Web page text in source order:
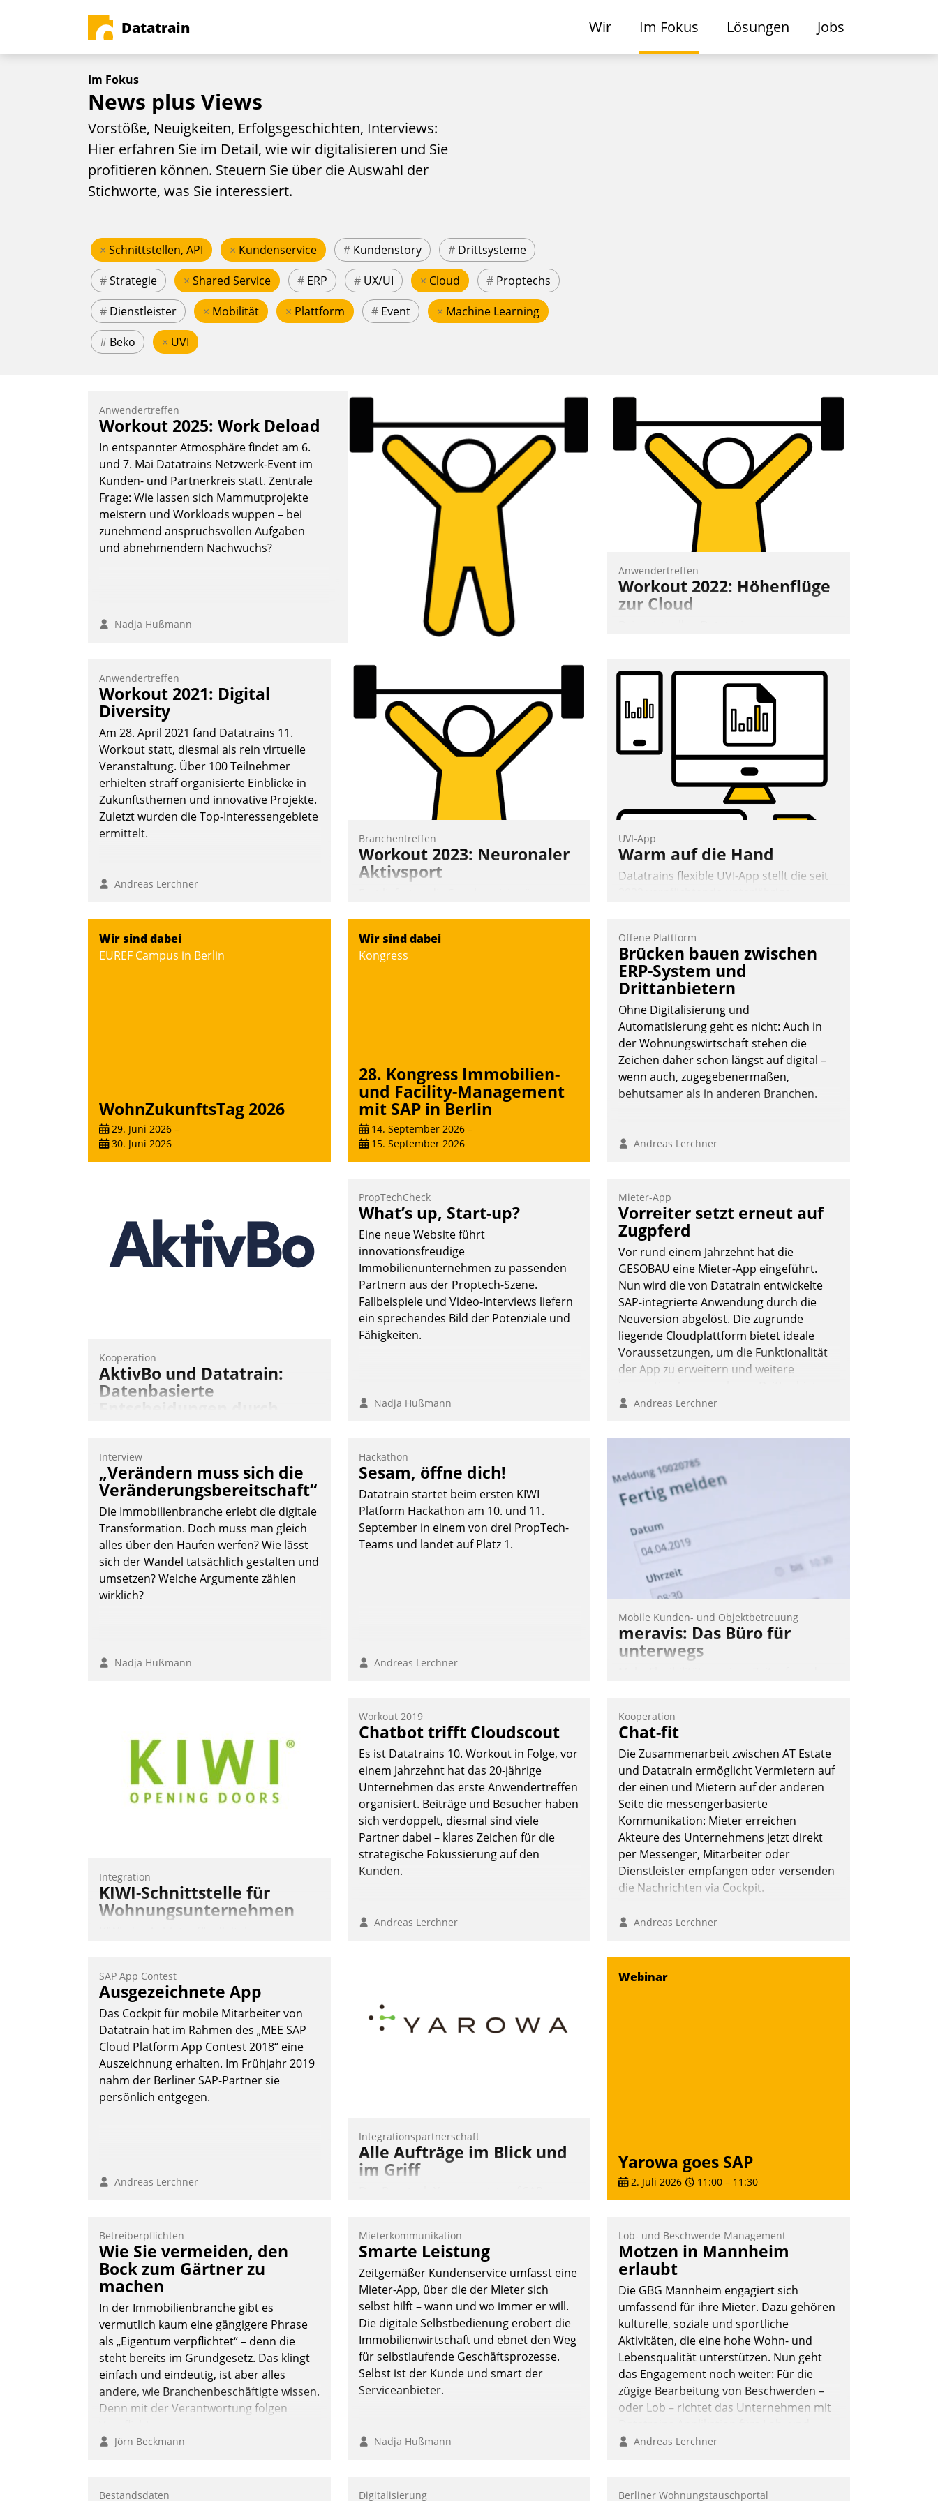
Datatrain Wir Im Fokus Lösungen Jobs
Im Fokus
News plus Views
Vorstöße, Neuigkeiten, Erfolgsgeschichten, Interviews:
Hier erfahren Sie im Detail, wie wir digitalisieren und Sie
profitieren können. Steuern Sie über die Auswahl der
Stichworte, was Sie interessiert.
× Schnittstellen, API × Kundenservice # Kundenstory # Drittsysteme
#Strategie × Shared Service # ERP # UX/UI × Cloud # Proptechs
# Dienstleister × Mobilität × Plattform # Event × Machine Learning
# Beko × UVI
Anwendertreffen
Workout 2025: Work Deload
In entspannter Atmosphäre findet am 6.
und 7. Mai Datatrains Netzwerk-Event im
Kunden- und Partnerkreis statt. Zentrale
Frage: Wie lassen sich Mammutprojekte
meistern und Workloads wuppen – bei
zunehmend anspruchsvollen Aufgaben
und abnehmendem Nachwuchs?
Nadja Hußmann
Anwendertreffen
Workout 2022: Höhenflüge
zur Cloud
Teilnehmer kurzweilige Einblicke in
innovative Cloud-Strategien und -
Lösungen mit hohem Zukunftspotenzial.
Anwendertreffen
Workout 2021: Digital
Diversity
Am 28. April 2021 fand Datatrains 11.
Workout statt, diesmal als rein virtuelle
Veranstaltung. Über 100 Teilnehmer
erhielten straff organisierte Einblicke in
Zukunftsthemen und innovative Projekte.
Zuletzt wurden die Top-Interessengebiete
ermittelt.
Andreas Lerchner
Branchentreffen
Workout 2023: Neuronaler
Aktivsport
Vernetzungsideen fürs Quartier.
Dazwischen zeigte Datatrain, was es
UVI-App
Warm auf die Hand
Datatrains flexible UVI-App stellt die seit
Die monatlichen Mitteilungen zum
Heizungs- und Wasserverbrauch gehen
automatisiert, vollständig und auf
Wunsch über mehrere zuvor festgelegte
Kommunikationswege bei den
Empfängern ein.
Nadja Hußmann
Wir sind dabei
EUREF Campus in Berlin
WohnZukunftsTag 2026
29. Juni 2026 –
30. Juni 2026
Wir sind dabei
Kongress
28. Kongress Immobilien-
und Facility-Management
mit SAP in Berlin
14. September 2026 –
15. September 2026
Offene Plattform
Brücken bauen zwischen
ERP-System und
Drittanbietern
Ohne Digitalisierung und
Automatisierung geht es nicht: Auch in
der Wohnungswirtschaft stehen die
Zeichen daher schon längst auf digital –
wenn auch, zugegebenermaßen,
behutsamer als in anderen Branchen.
Andreas Lerchner
Kooperation
AktivBo und Datatrain:
Datenbasierte
AktivBo und Datatrain kooperieren –
Immobilienunternehmen profitieren: Die
nahtlose Integration der Lösungen von
AktivBo und Datatrain ermöglicht
automatisiert ausgelöste, zielgerichtete
Mieterbefragungen – eine starke
Grundlage für intelligente, datengestützte
Entscheidungen.
PropTechCheck
What’s up, Start-up?
Eine neue Website führt
innovationsfreudige
Immobilienunternehmen zu passenden
Partnern aus der Proptech-Szene.
Fallbeispiele und Video-Interviews liefern
ein sprechendes Bild der Potenziale und
Fähigkeiten.
Nadja Hußmann
Mieter-App
Vorreiter setzt erneut auf
Zugpferd
Vor rund einem Jahrzehnt hat die
GESOBAU eine Mieter-App eingeführt.
Nun wird die von Datatrain entwickelte
SAP-integrierte Anwendung durch die
Neuversion abgelöst. Die zugrunde
liegende Cloudplattform bietet ideale
Voraussetzungen, um die Funktionalität
der App zu erweitern und weitere
in SAP zu integrieren.
Andreas Lerchner
Interview
„Verändern muss sich die
Veränderungsbereitschaft“
Die Immobilienbranche erlebt die digitale
Transformation. Doch muss man gleich
alles über den Haufen werfen? Wie lässt
sich der Wandel tatsächlich gestalten und
umsetzen? Welche Argumente zählen
wirklich?
Nadja Hußmann
Hackathon
Sesam, öffne dich!
Datatrain startet beim ersten KIWI
Platform Hackathon am 10. und 11.
September in einem von drei PropTech-
Teams und landet auf Platz 1.
Andreas Lerchner
Mobile Kunden- und Objektbetreuung
meravis: Das Büro für
unterwegs
Mitarbeiter von Datatrain. Die meravis
Wohnungsbau- und Immobilien GmbH
hat sich dabei für den Betrieb der Lösung
über die SAP Cloud Platform entschieden
- als erstes Unternehmen am
Wohnungsmarkt.
Andreas Lerchner
Integration
KIWI-Schnittstelle für
Wohnungsunternehmen
Softwareentwicklungshaus Datatrain.
Andreas Lerchner
Workout 2019
Chatbot trifft Cloudscout
Es ist Datatrains 10. Workout in Folge, vor
einem Jahrzehnt hat das 20-jährige
Unternehmen das erste Anwendertreffen
organisiert. Beiträge und Besucher haben
sich verdoppelt, diesmal sind viele
Partner dabei – klares Zeichen für die
strategische Fokussierung auf den
Kunden.
Andreas Lerchner
Kooperation
Chat-fit
Die Zusammenarbeit zwischen AT Estate
und Datatrain ermöglicht Vermietern auf
der einen und Mietern auf der anderen
Seite die messengerbasierte
Kommunikation: Mieter erreichen
Akteure des Unternehmens jetzt direkt
per Messenger, Mitarbeiter oder
Dienstleister empfangen oder versenden
die Nachrichten via Cockpit.
Andreas Lerchner
SAP App Contest
Ausgezeichnete App
Das Cockpit für mobile Mitarbeiter von
Datatrain hat im Rahmen des „MEE SAP
Cloud Platform App Contest 2018“ eine
Auszeichnung erhalten. Im Frühjahr 2019
nahm der Berliner SAP-Partner sie
persönlich entgegen.
Andreas Lerchner
Integrationspartnerschaft
Alle Aufträge im Blick und
im Griff
und Verwaltung von Aufträgen der
operativen Instandhaltung in die SAP-
Systemlandschaft deutscher
Wohnungsunternehmen – und
beschleunigt damit den Weg vom
Mieteranliegen zum Dienstleisterauftrag.
Nadja Hußmann
Webinar
Yarowa goes SAP
2. Juli 2026 11:00 – 11:30
Betreiberpflichten
Wie Sie vermeiden, den
Bock zum Gärtner zu
machen
In der Immobilienbranche gibt es
vermutlich kaum eine gängigere Phrase
als „Eigentum verpflichtet“ – denn die
steht bereits im Grundgesetz. Das klingt
einfach und eindeutig, ist aber alles
andere, wie Branchenbeschäftigte wissen.
Denn mit der Verantwortung folgen
Jörn Beckmann
Mieterkommunikation
Smarte Leistung
Zeitgemäßer Kundenservice umfasst eine
Mieter-App, über die der Mieter sich
selbst hilft – wann und wo immer er will.
Die digitale Selbstbedienung erobert die
Immobilienwirtschaft und ebnet den Weg
für selbstlaufende Geschäftsprozesse.
Selbst ist der Kunde und smart der
Serviceanbieter.
Nadja Hußmann
Lob- und Beschwerde-Management
Motzen in Mannheim
erlaubt
Die GBG Mannheim engagiert sich
umfassend für ihre Mieter. Dazu gehören
kulturelle, soziale und sportliche
Aktivitäten, die eine hohe Wohn- und
Lebensqualität unterstützen. Nun geht
das Engagement noch weiter: Für die
zügige Bearbeitung von Beschwerden –
oder Lob – richtet das Unternehmen mit
Beschwerde-Management einen eigenen
Andreas Lerchner
Bestandsdaten Digitalisierung Berliner Wohnungstauschportal